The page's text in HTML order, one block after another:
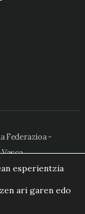
Federazioa -
esperientzia
ari garen edo